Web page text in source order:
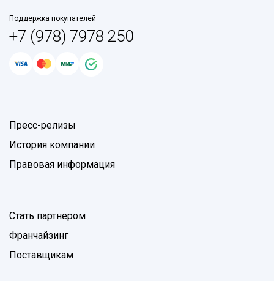
Поддержка покупателей
+7 (978) 7978 250
Пресс-релизы
История компании
Правовая информация
Стать партнером
Франчайзинг
Поставщикам